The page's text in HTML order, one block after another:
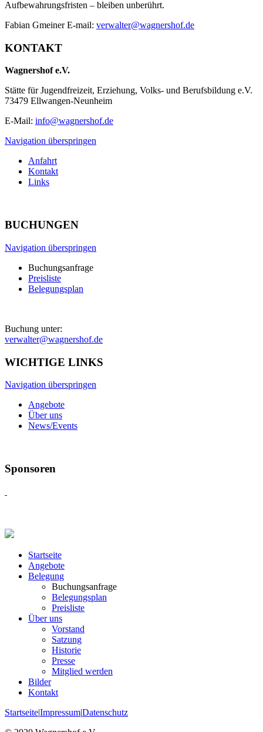
Aufbewahrungsfristen – bleiben unberührt.
Fabian Gmeiner E-mail: verwalter@wagnershof.de
KONTAKT
Wagnershof e.V.
Stätte für Jugendfreizeit, Erziehung, Volks- und Berufsbildung e.V.
73479 Ellwangen-Neunheim
E-Mail: info@wagnershof.de
Navigation überspringen
Anfahrt
Kontakt
Links
BUCHUNGEN
Navigation überspringen
Buchungsanfrage
Preisliste
Belegungsplan
Buchung unter:
verwalter@wagnershof.de
WICHTIGE LINKS
Navigation überspringen
Angebote
Über uns
News/Events
Sponsoren
Startseite
Angebote
Belegung
Buchungsanfrage
Belegungsplan
Preisliste
Über uns
Vorstand
Satzung
Historie
Presse
Mitglied werden
Bilder
Kontakt
Startseite|Impressum|Datenschutz